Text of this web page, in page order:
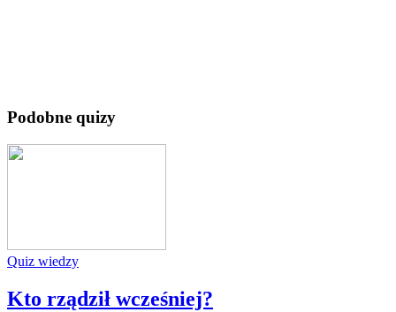
Podobne quizy
Quiz wiedzy
Kto rządził wcześniej?